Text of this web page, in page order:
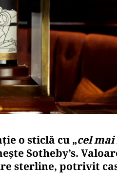
o sticlă cu „cel
Sotheby’s.
sterline, potrivit